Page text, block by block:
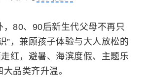
，80、90后新生代父母不再只
”，兼顾孩子体验与大人放松的
走红，避暑、海滨度假、主题乐
品类齐升温。